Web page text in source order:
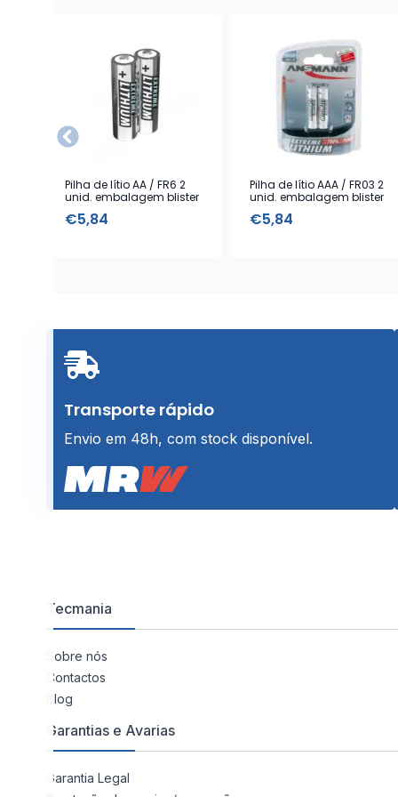
Pilha de lítio AA / FR6 2
unid. embalagem blister
€5,84
Pilha de lítio AAA / FR03 2
unid. embalagem blister
€5,84
Transporte rápido
Envio em 48h, com stock disponível.
Tecmania
Sobre nós
Contactos
Blog
Garantias e Avarias
Garantia Legal